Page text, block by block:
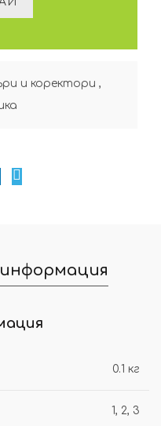
и коректори ,
0.1 кг
1, 2, 3